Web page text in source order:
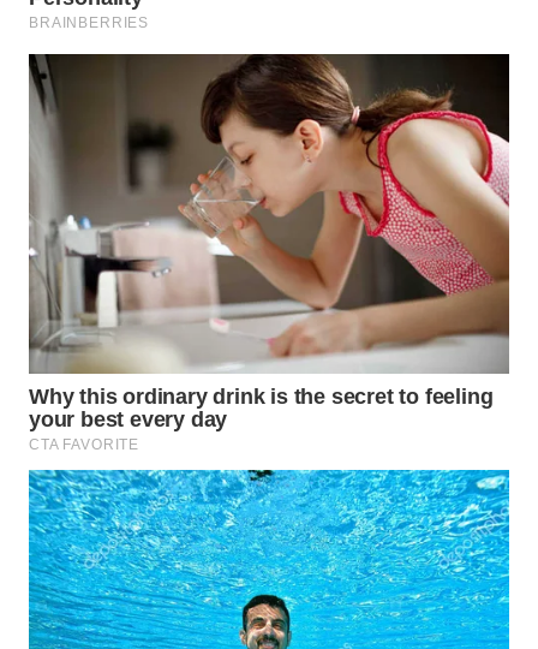
MALUKU
MALUT
WN
DANAU
TOBA
WN
NIAS
LANGKAT
WN
TAPANULI
SELATAN